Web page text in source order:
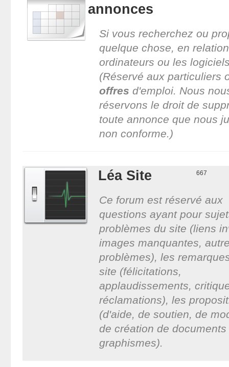
annonces
Si vous recherchez ou
quelque chose, en
ordinateurs ou les
(Réservé aux particuliers
offres d'emploi. Nous
réservons le droit de
toute annonce que nous
non conforme.)
667
Léa Site
Ce forum est réservé aux
questions ayant pour
problèmes du site (liens
images manquantes,
problèmes), les
site (félicitations,
applaudissements,
réclamations), les
(d'aide, de soutien, de
de création de documents
graphismes).